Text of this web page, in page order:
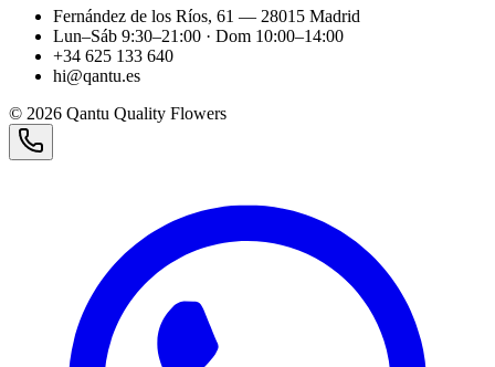
Fernández de los Ríos, 61 — 28015 Madrid
Lun–Sáb 9:30–21:00 · Dom 10:00–14:00
+34 625 133 640
hi@qantu.es
© 2026 Qantu Quality Flowers